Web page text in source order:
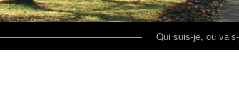
Qui suis-je, où